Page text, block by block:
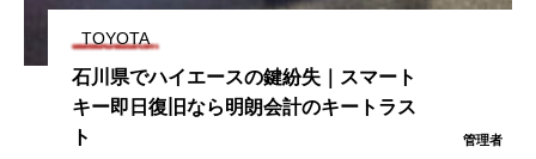
TOYOTA
石川県でハイエースの鍵紛失｜スマート
キー即日復旧なら明朗会計のキートラス
ト
管理者